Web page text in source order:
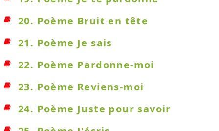
20. Poème Bruit en tête
21. Poème Je sais
22. Poème Pardonne-moi
23. Poème Reviens-moi
24. Poème Juste pour savoir